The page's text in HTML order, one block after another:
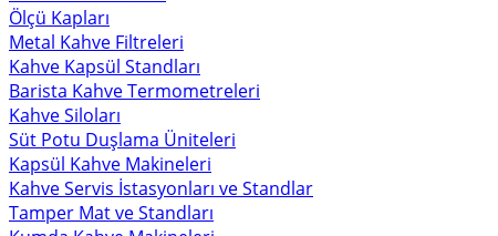
Ölçü Kapları
Metal Kahve Filtreleri
Kahve Kapsül Standları
Barista Kahve Termometreleri
Kahve Siloları
Süt Potu Duşlama Üniteleri
Kapsül Kahve Makineleri
Kahve Servis İstasyonları ve Standlar
Tamper Mat ve Standları